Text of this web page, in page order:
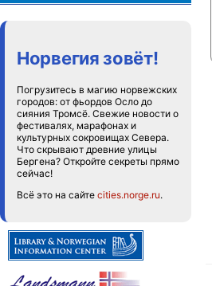
Норвегия зовёт!
Погрузитесь в магию норвежских
городов: от фьордов Осло до
сияния Тромсё. Свежие новости о
фестивалях, марафонах и
культурных сокровищах Севера.
Что скрывают древние улицы
Бергена? Откройте секреты прямо
сейчас!
Всё это на сайте cities.norge.ru.